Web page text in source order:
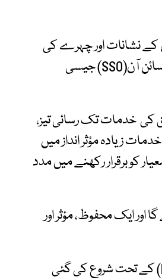
کے نشانات اور چہرے کی
تصویر سے تصدیق) ، ویریسس، پروف آف لائف اے پی آئی اور سنگل سائن آن(SSO) جیسی
کی خدمات تک رسائی تیز،
زیادہ مؤثر انداز میں
کو برقرار رکھنے میں مدد
ایک محفوظ، مؤثر اور
حکومتِ پاکستان کے ڈیجیٹل اکانومی انہانسمنٹ پروجیکٹ (DEEP) کے تحت شروع کی گئی